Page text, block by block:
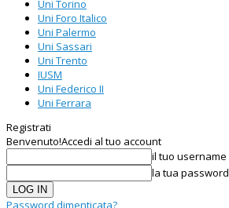
Uni Torino
Uni Foro Italico
Uni Palermo
Uni Sassari
Uni Trento
IUSM
Uni Federico II
Uni Ferrara
Registrati
Benvenuto!Accedi al tuo account
il tuo username
la tua password
Password dimenticata?